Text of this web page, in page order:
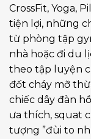
CrossFit, Yoga,
tiện lợi, những
từ phòng tập
nhà hoặc đi du
theo tập luyện
đốt cháy mỡ
chiếc dây đàn
ưa thích, squat
tượng ”đùi to